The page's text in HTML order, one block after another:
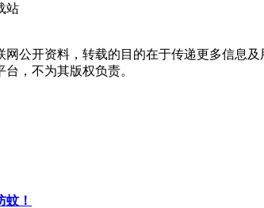
站
网公开资料，转载的目的在于传递更多信息
，不为其版权负责。
！